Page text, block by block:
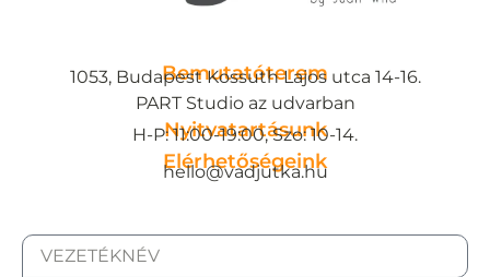
Bemutatóterem
1053, Budapest Kossuth Lajos utca 14-16.
PART Studio az udvarban
Nyitvatartásunk
H-P: 11:00-19:00, Szo: 10-14.
Elérhetőségeink
hello@vadjutka.hu